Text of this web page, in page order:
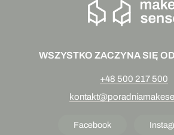
WSZYSTKO ZACZYNA SIĘ
+48 500 217 500
Facebook